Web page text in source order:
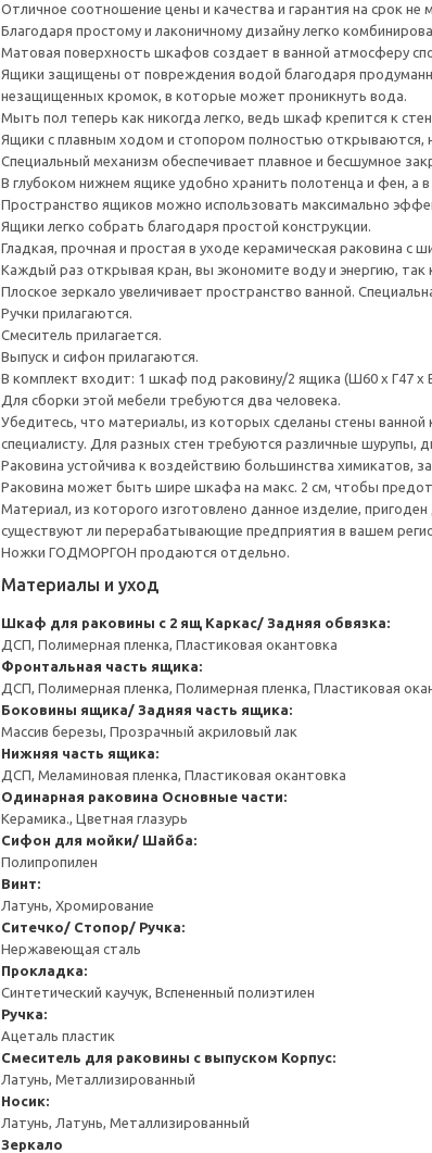
Отличное соотношение цены и качества и гарантия на срок
Благодаря простому и лаконичному дизайну легко
Матовая поверхность шкафов создает в ванной атмосферу
Ящики защищены от повреждения водой благодаря
незащищенных кромок, в которые может проникнуть вода.
Мыть пол теперь как никогда легко, ведь шкаф крепится к
Ящики с плавным ходом и стопором полностью открываются,
Специальный механизм обеспечивает плавное и бесшумное
В глубоком нижнем ящике удобно хранить полотенца и фен, а
Пространство ящиков можно использовать максимально
Ящики легко собрать благодаря простой конструкции.
Гладкая, прочная и простая в уходе керамическая раковина
Каждый раз открывая кран, вы экономите воду и энергию,
Плоское зеркало увеличивает пространство ванной.
Ручки прилагаются.
Смеситель прилагается.
Выпуск и сифон прилагаются.
В комплект входит: 1 шкаф под раковину/2 ящика (Ш60 x Г47 x
Для сборки этой мебели требуются два человека.
Убедитесь, что материалы, из которых сделаны стены ванной
специалисту. Для разных стен требуются различные шурупы,
Раковина устойчива к воздействию большинства химикатов,
Раковина может быть шире шкафа на макс. 2 см, чтобы
Материал, из которого изготовлено данное изделие,
существуют ли перерабатывающие предприятия в вашем
Ножки ГОДМОРГОН продаются отдельно.
Материалы и уход
Шкаф для раковины с 2 ящ Каркас/ Задняя обвязка:
ДСП, Полимерная пленка, Пластиковая окантовка
Фронтальная часть ящика:
ДСП, Полимерная пленка, Полимерная пленка, Пластиковая
Боковины ящика/ Задняя часть ящика:
Массив березы, Прозрачный акриловый лак
Нижняя часть ящика:
ДСП, Меламиновая пленка, Пластиковая окантовка
Одинарная раковина Основные части:
Керамика., Цветная глазурь
Cифон для мойки/ Шайба:
Полипропилен
Винт:
Латунь, Хромирование
Ситечко/ Стопор/ Ручка:
Нержавеющая сталь
Прокладка:
Синтетический каучук, Вспененный полиэтилен
Ручка:
Ацеталь пластик
Смеситель для раковины с выпуском Корпус:
Латунь, Металлизированный
Носик:
Латунь, Латунь, Металлизированный
Зеркало